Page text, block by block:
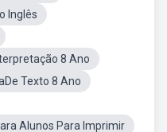
Inglês
8 Ano
Texto 8 Ano
Alunos Para Imprimir